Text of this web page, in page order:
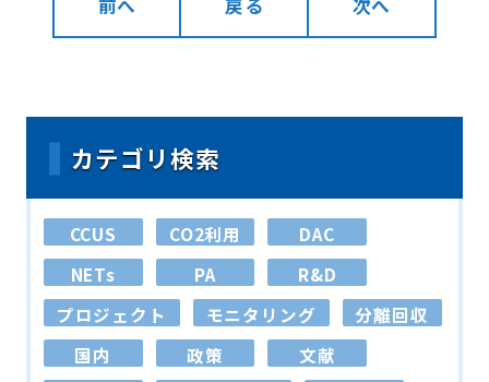
前へ 戻る 次へ
カテゴリ検索
CCUS CO2利用
DAC
NETs
PA
R&D
プロジェクト
モニタリング
分離回収
国内
政策
文献